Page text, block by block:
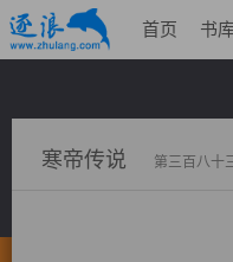
首页 书
寒帝传说 第三百八十